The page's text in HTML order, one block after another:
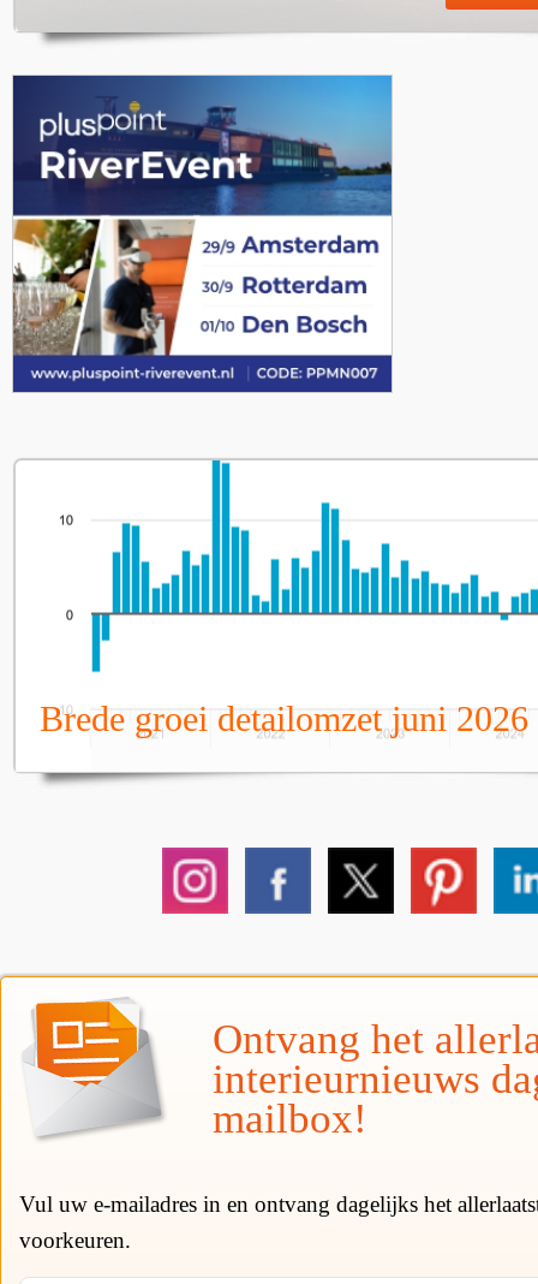
Brede groei detailomzet juni 2026
Ontvang het
interieurnieuws
mailbox!
Vul uw e-mailadres in en ontvang dagelijks het
voorkeuren.